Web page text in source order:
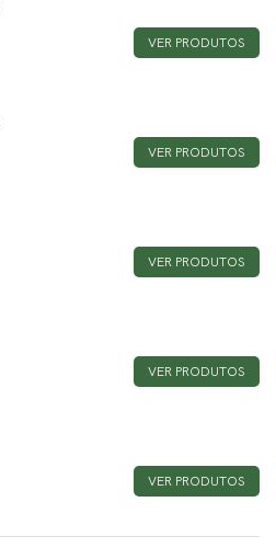
VER PRODUTOS
VER PRODUTOS
VER PRODUTOS
VER PRODUTOS
VER PRODUTOS